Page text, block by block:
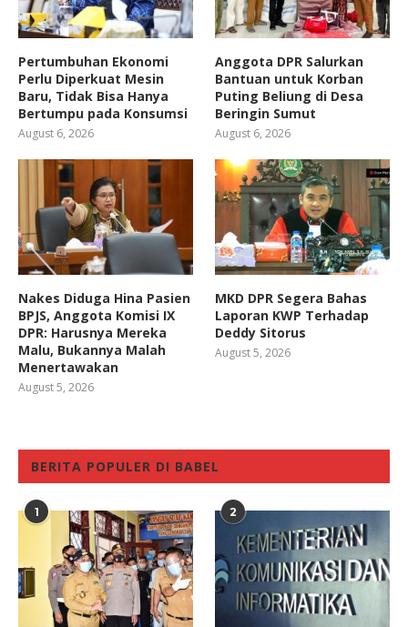
Pertumbuhan Ekonomi
Perlu Diperkuat Mesin
Baru, Tidak Bisa Hanya
Bertumpu pada Konsumsi
August 6, 2026
Anggota DPR Salurkan
Bantuan untuk Korban
Puting Beliung di Desa
Beringin Sumut
August 6, 2026
Nakes Diduga Hina Pasien
BPJS, Anggota Komisi IX
DPR: Harusnya Mereka
Malu, Bukannya Malah
Menertawakan
August 5, 2026
MKD DPR Segera Bahas
Laporan KWP Terhadap
Deddy Sitorus
August 5, 2026
BERITA POPULER DI BABEL
1 2